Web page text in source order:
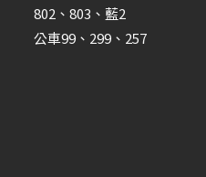
802、803、藍2
公車99、299、257